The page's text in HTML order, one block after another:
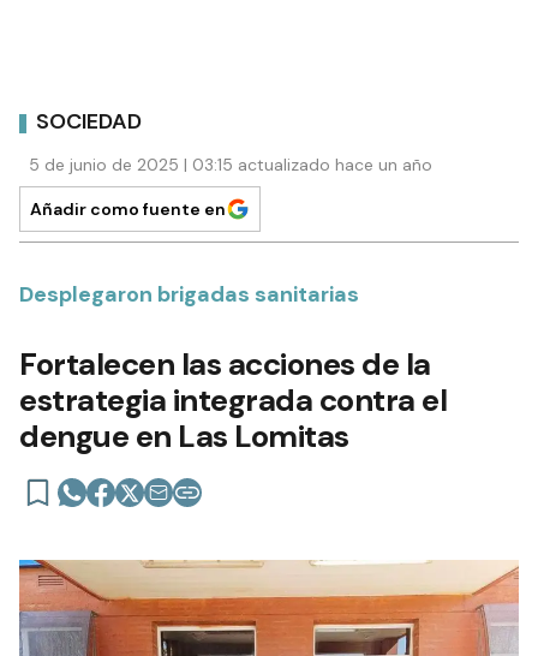
SOCIEDAD
5 de junio de 2025 | 03:15 actualizado hace un año
Añadir como fuente en
Desplegaron brigadas sanitarias
Fortalecen las acciones de la
estrategia integrada contra el
dengue en Las Lomitas